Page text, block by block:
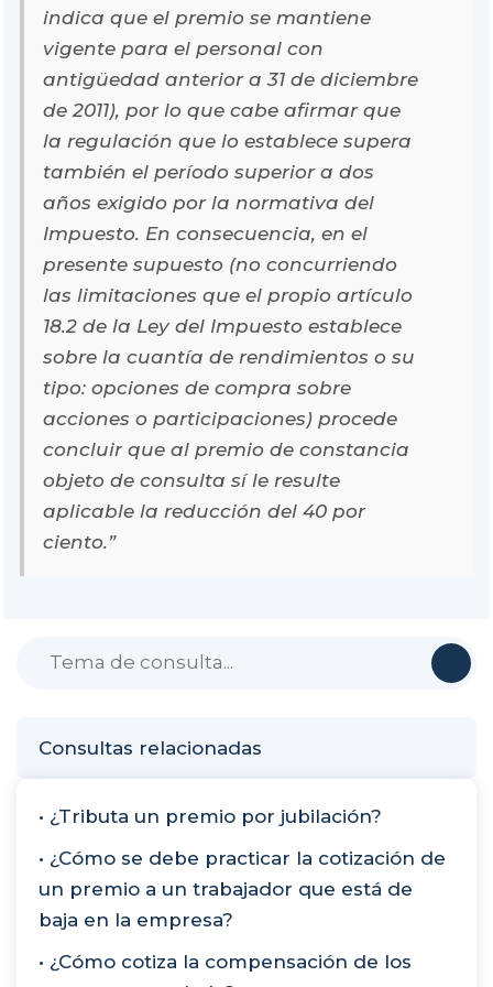
Consultas relacionadas
• ¿Tributa un premio por jubilación?
• ¿Cómo se debe practicar la cotización de
un premio a un trabajador que está de
baja en la empresa?
• ¿Cómo cotiza la compensación de los
indica que el premio se mantiene
vigente para el personal con
antigüedad anterior a 31 de diciembre
de 2011), por lo que cabe afirmar que
la regulación que lo establece supera
también el período superior a dos
años exigido por la normativa del
Impuesto. En consecuencia, en el
presente supuesto (no concurriendo
las limitaciones que el propio artículo
18.2 de la Ley del Impuesto establece
sobre la cuantía de rendimientos o su
tipo: opciones de compra sobre
acciones o participaciones) procede
concluir que al premio de constancia
objeto de consulta sí le resulte
aplicable la reducción del 40 por
ciento.”